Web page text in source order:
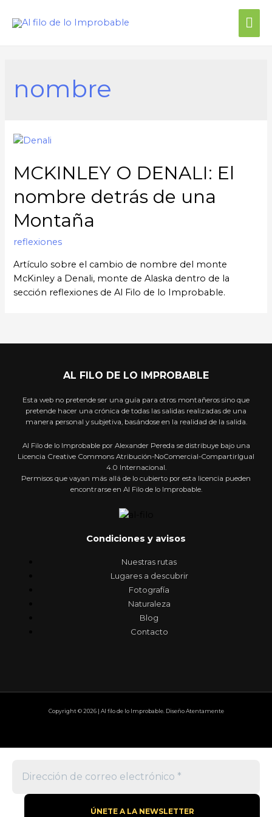
nombre
MCKINLEY O DENALI: El
nombre detrás de una
Montaña
reflexiones
Artículo sobre el cambio de nombre del monte
McKinley a Denali, monte de Alaska dentro de la
sección reflexiones de Al Filo de lo Improbable.
AL FILO DE LO IMPROBABLE
Esta web no pretende ser una guía para otros montañeros sino que
pretende hacer una crónica de todas las salidas realizadas de una
manera personal y subjetiva, basándose en la realidad de la salida.
Al Filo de lo Improbable por Alexander Pereda se distribuye bajo una
Licencia Creative Commons Atribución-NoComercial-CompartirIgual
4.0 Internacional.
Permisos que vayan más allá de lo cubierto por esta licencia pueden
encontrarse en Al Filo de lo Improbable.
Condiciones y avisos
Nuestras rutas
Lugares a descubrir
Fotografía
Naturaleza
Blog
Contacto
Copyright © 2026 | Al filo de lo Improbable. Diseño Atentamente